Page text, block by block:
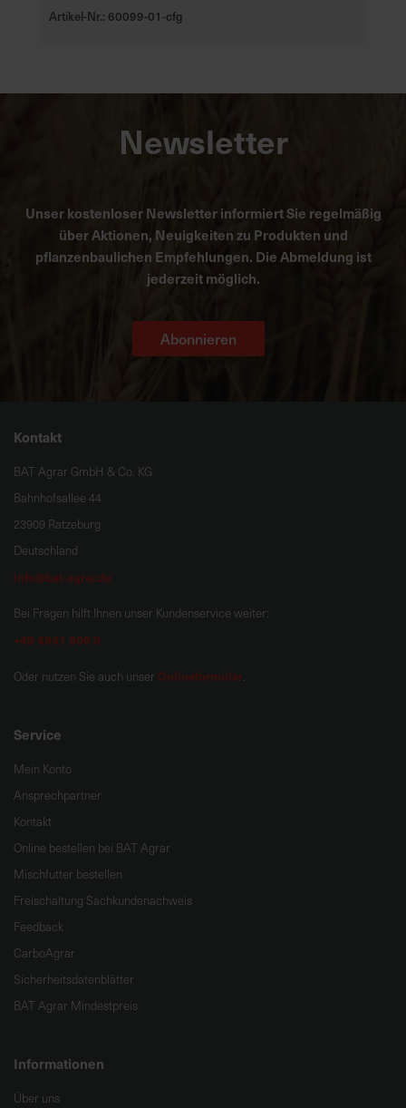
Artikel-Nr.: 60099-01-cfg
Newsletter
Unser kostenloser Newsletter informiert Sie regelmäßig
über Aktionen, Neuigkeiten zu Produkten und
pflanzenbaulichen Empfehlungen. Die Abmeldung ist
jederzeit möglich.
Abonnieren
Kontakt
BAT Agrar GmbH & Co. KG
Bahnhofsallee 44
23909 Ratzeburg
Deutschland
info@bat-agrar.de
Bei Fragen hilft Ihnen unser Kundenservice weiter:
+49 4541 806 0
Oder nutzen Sie auch unser Onlineformular.
Service
Mein Konto
Ansprechpartner
Kontakt
Online bestellen bei BAT Agrar
Mischfutter bestellen
Freischaltung Sachkundenachweis
Feedback
CarboAgrar
Sicherheitsdatenblätter
BAT Agrar Mindestpreis
Informationen
Über uns